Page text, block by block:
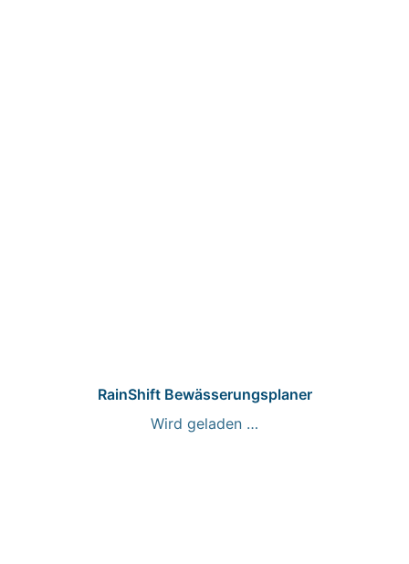
RainShift Bewässerungsplaner
Wird geladen …